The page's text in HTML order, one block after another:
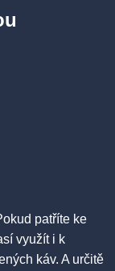
patříte ke
využít i k
káv. A určitě